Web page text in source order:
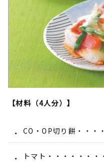
【材料（4人分）】
CO・OP切り餅・・・
トマト・・・・・・